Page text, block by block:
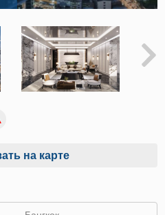
на карте